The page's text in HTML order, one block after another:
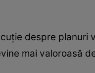
despre planuri
mai valoroasă